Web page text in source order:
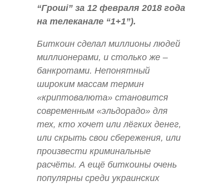
“Грошi” за 12 февраля 2018 года
на телеканале “1+1”).
Биткоин сделал миллионы людей
миллионерами, и столько же –
банкротами. Непонятный
широким массам термин
«криптовалюта» становится
современным «эльдорадо» для
тех, кто хочет или лёгких денег,
или скрыть свои сбережения, или
произвести криминальные
расчёты. А ещё биткоины очень
популярны среди украинских